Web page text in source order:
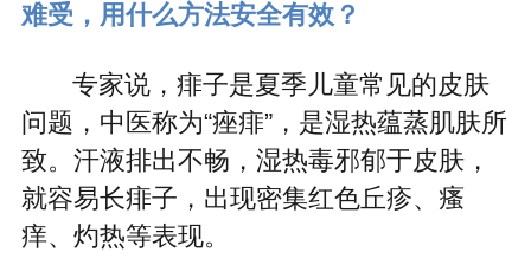
难受，用什么方法安全有效？
专家说，痱子是夏季儿童常见的皮肤
问题，中医称为“痤痱”，是湿热蕴蒸肌肤所
致。汗液排出不畅，湿热毒邪郁于皮肤，
就容易长痱子，出现密集红色丘疹、瘙
痒、灼热等表现。